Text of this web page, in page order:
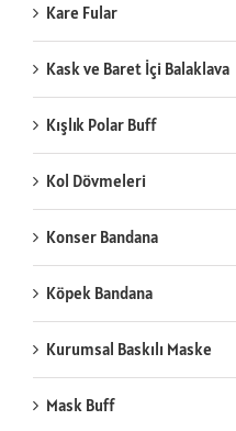
Kare Fular
Kask ve Baret İçi Balaklava
Kışlık Polar Buff
Kol Dövmeleri
Konser Bandana
Köpek Bandana
Kurumsal Baskılı Maske
Mask Buff